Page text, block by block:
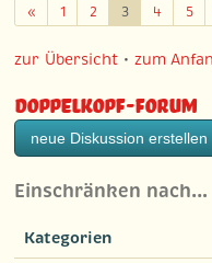
«Zurück
1 2 3 4 5
zur Übersicht •zum
Doppelkopf-Forum
neue Diskussion erstellen
Einschränken nach…
Kategorien